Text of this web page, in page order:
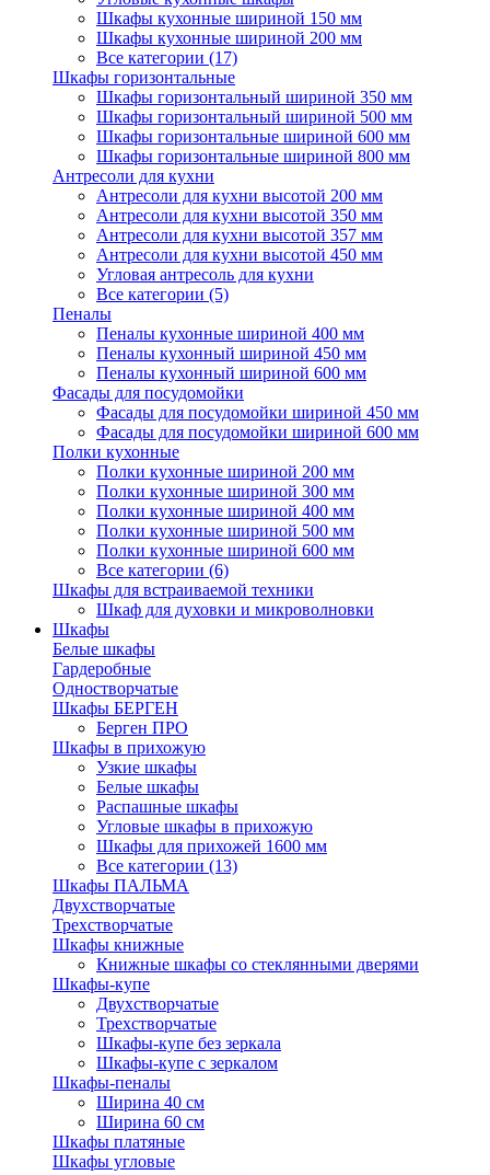
Шкафы кухонные шириной 150 мм
Шкафы кухонные шириной 200 мм
Все категории (17)
Шкафы горизонтальные
Шкафы горизонтальный шириной 350 мм
Шкафы горизонтальный шириной 500 мм
Шкафы горизонтальные шириной 600 мм
Шкафы горизонтальные шириной 800 мм
Антресоли для кухни
Антресоли для кухни высотой 200 мм
Антресоли для кухни высотой 350 мм
Антресоли для кухни высотой 357 мм
Антресоли для кухни высотой 450 мм
Угловая антресоль для кухни
Все категории (5)
Пеналы
Пеналы кухонные шириной 400 мм
Пеналы кухонный шириной 450 мм
Пеналы кухонный шириной 600 мм
Фасады для посудомойки
Фасады для посудомойки шириной 450 мм
Фасады для посудомойки шириной 600 мм
Полки кухонные
Полки кухонные шириной 200 мм
Полки кухонные шириной 300 мм
Полки кухонные шириной 400 мм
Полки кухонные шириной 500 мм
Полки кухонные шириной 600 мм
Все категории (6)
Шкафы для встраиваемой техники
Шкаф для духовки и микроволновки
Шкафы
Белые шкафы
Гардеробные
Одностворчатые
Шкафы БЕРГЕН
Берген ПРО
Шкафы в прихожую
Узкие шкафы
Белые шкафы
Распашные шкафы
Угловые шкафы в прихожую
Шкафы для прихожей 1600 мм
Все категории (13)
Шкафы ПАЛЬМА
Двухстворчатые
Трехстворчатые
Шкафы книжные
Книжные шкафы со стеклянными дверями
Шкафы-купе
Двухстворчатые
Трехстворчатые
Шкафы-купе без зеркала
Шкафы-купе с зеркалом
Шкафы-пеналы
Ширина 40 см
Ширина 60 см
Шкафы платяные
Шкафы угловые